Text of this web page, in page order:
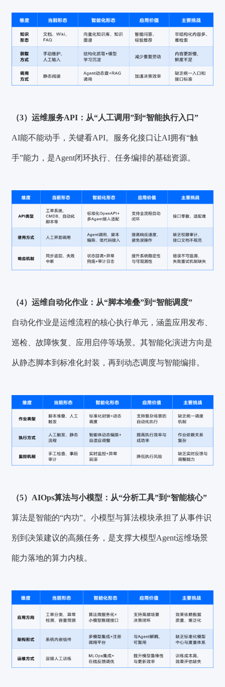
（3）运维服务API：从“人工调用”到“智能执行入口”
AI能不能动手，关键看API。服务化接口让AI拥有“触
手”能力，是Agent闭环执行、任务编排的基础资源。
（4）运维自动化作业：从“脚本堆叠”到“智能调度”
自动化作业是运维流程的核心执行单元，涵盖应用发布、
巡检、故障恢复、应用启停等场景。其智能化演进方向是
从静态脚本到标准化封装，再到动态调度与智能编排。
（5）AIOps算法与小模型：从“分析工具”到“智能核心”
算法是智能的“内功”。小模型与算法模块承担了从事件识
别到决策建议的高频任务，是支撑大模型Agent运维场景
能力落地的算力内核。